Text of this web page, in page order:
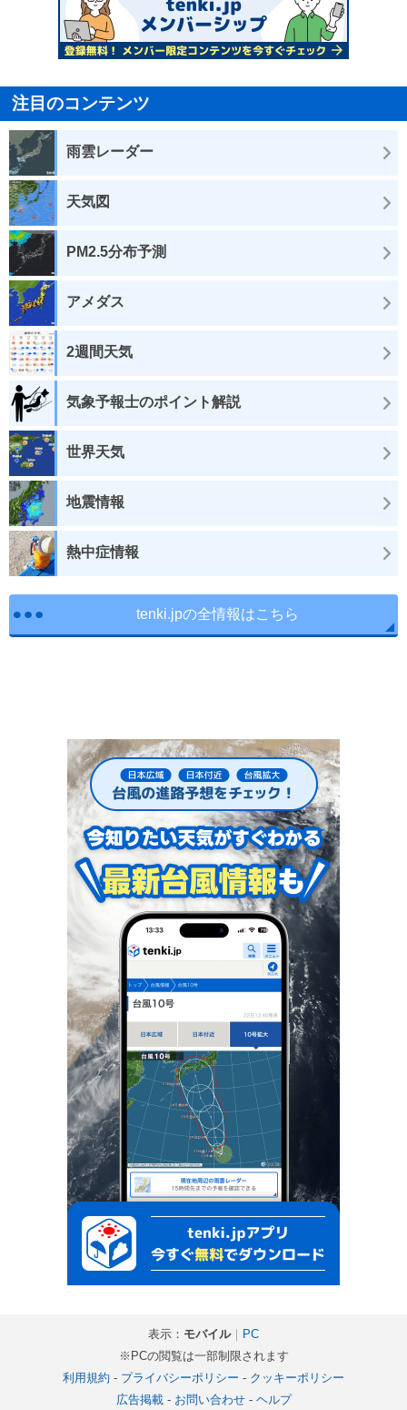
注目のコンテンツ
雨雲レーダー
天気図
PM2.5分布予測
アメダス
2週間天気
気象予報士のポイント解説
世界天気
地震情報
熱中症情報
tenki.jpの全情報はこちら
表示： モバイル｜ PC
※PCの閲覧は一部制限されます
利用規約 - プライバシーポリシー - クッキーポリシー
広告掲載- お問い合わせ- ヘルプ